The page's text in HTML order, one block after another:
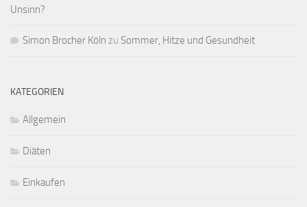
Unsinn?
Simon Brocher Köln zu Sommer, Hitze und Gesundheit
KATEGORIEN
Allgemein
Diäten
Einkaufen